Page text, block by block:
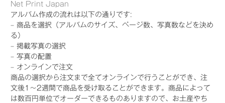
Net Print Japan
アルバム作成の流れは以下の通りです:
– 商品を選択（アルバムのサイズ、ページ数、写真数などを決め
る）
– 掲載写真の選択
– 写真の配置
– オンラインで注文
商品の選択から注文まで全てオンラインで行うことができ、注
文後1〜2週間で商品を受け取ることができます。商品によって
は数百円単位でオーダーできるものありますので、お土産やち